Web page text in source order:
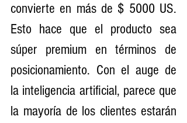
convierte en más de $ 5000 US.
Esto hace que el producto sea
súper premium en términos de
posicionamiento. Con el auge de
la inteligencia artificial, parece que
la mayoría de los clientes estarán